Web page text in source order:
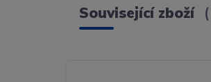
Související zboží